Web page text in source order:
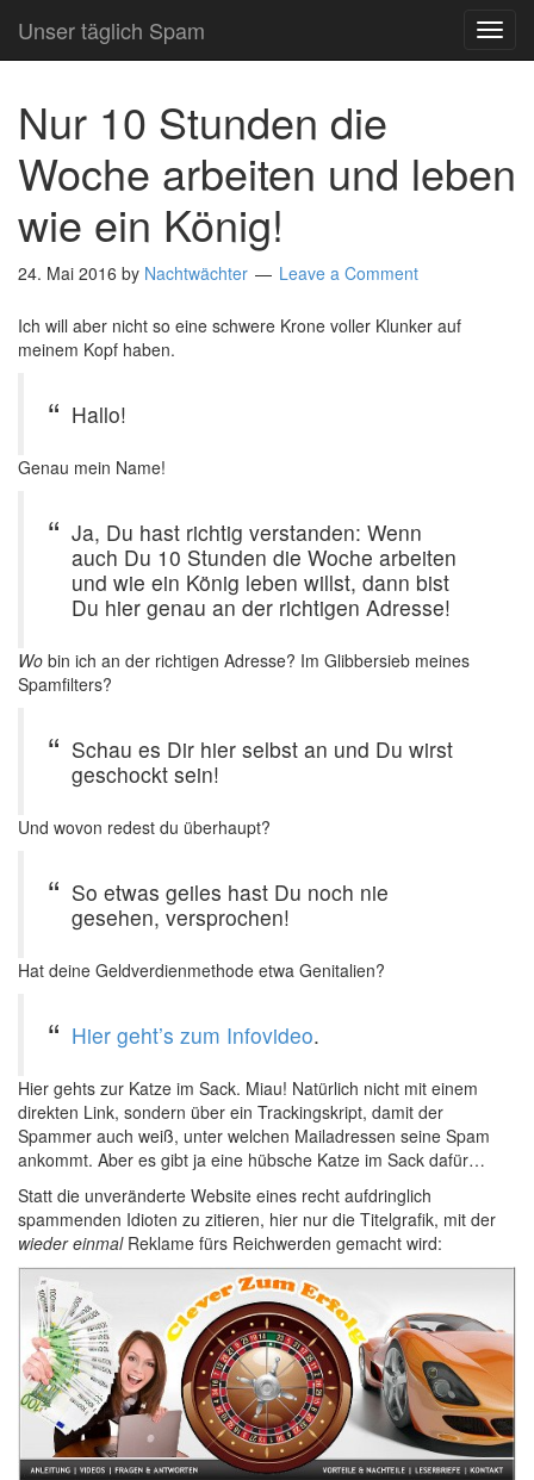
Unser täglich Spam
Nur 10 Stunden die
Woche arbeiten und leben
wie ein König!
24. Mai 2016 by Nachtwächter Leave a Comment
Ich will aber nicht so eine schwere Krone voller Klunker auf
meinem Kopf haben.
Hallo!
Genau mein Name!
Ja, Du hast richtig verstanden: Wenn
auch Du 10 Stunden die Woche arbeiten
und wie ein König leben willst, dann bist
Du hier genau an der richtigen Adresse!
Wo bin ich an der richtigen Adresse? Im Glibbersieb meines
Spamfilters?
Schau es Dir hier selbst an und Du wirst
geschockt sein!
Und wovon redest du überhaupt?
So etwas geiles hast Du noch nie
gesehen, versprochen!
Hat deine Geldverdienmethode etwa Genitalien?
Hier geht’s zum Infovideo.
Hier gehts zur Katze im Sack. Miau! Natürlich nicht mit einem
direkten Link, sondern über ein Trackingskript, damit der
Spammer auch weiß, unter welchen Mailadressen seine Spam
ankommt. Aber es gibt ja eine hübsche Katze im Sack dafür…
Statt die unveränderte Website eines recht aufdringlich
spammenden Idioten zu zitieren, hier nur die Titelgrafik, mit der
wieder einmalReklame fürs Reichwerden gemacht wird: